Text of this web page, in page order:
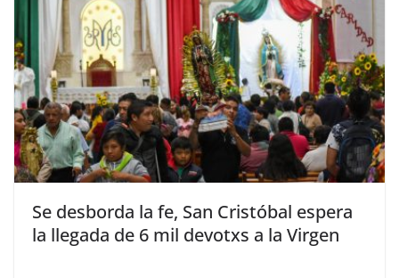
Se desborda la fe, San Cristóbal espera
la llegada de 6 mil devotxs a la Virgen